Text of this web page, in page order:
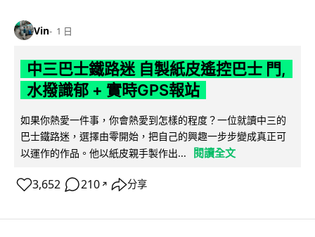
Vin 1 日
中三巴士鐵路迷 自製紙皮遙控巴士 門,
水撥識郁 + 實時GPS報站
如果你熱愛一件事，你會熱愛到怎樣的程度？一位就讀中三的
巴士鐵路迷，選擇由零開始，把自己的興趣一步步變成真正可
以運作的作品。他以紙皮親手製作出...
閱讀全文
3,652 210 ↗ 分享